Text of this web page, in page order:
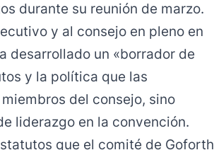
durante su reunión de marzo.
y al consejo en pleno en
desarrollado un «borrador de
y la política que las
del consejo, sino
liderazgo en la convención.
que el comité de Goforth